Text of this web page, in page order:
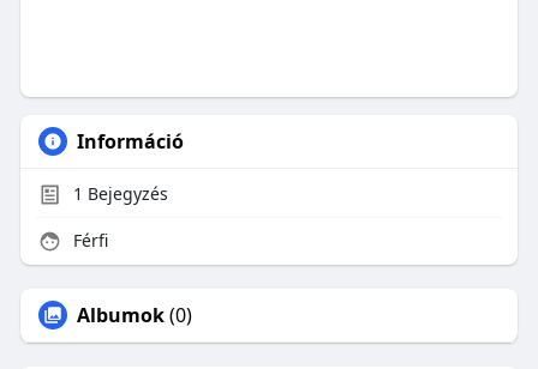
Információ
1 Bejegyzés
Férfi
Albumok(0)